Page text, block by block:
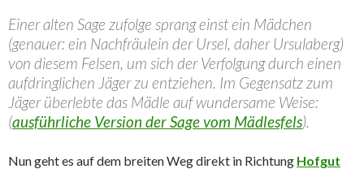
Einer alten Sage zufolge sprang einst ein Mädchen
(genauer: ein Nachfräulein der Ursel, daher Ursulaberg)
von diesem Felsen, um sich der Verfolgung durch einen
aufdringlichen Jäger zu entziehen. Im Gegensatz zum
Jäger überlebte das Mädle auf wundersame Weise:
(ausführliche Version der Sage vom Mädlesfels).
Nun geht es auf dem breiten Weg direkt in Richtung Hofgut